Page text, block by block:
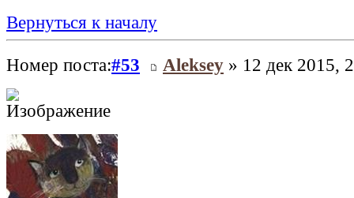
Вернуться к началу
Номер поста:#53 Aleksey » 12 дек 2015,